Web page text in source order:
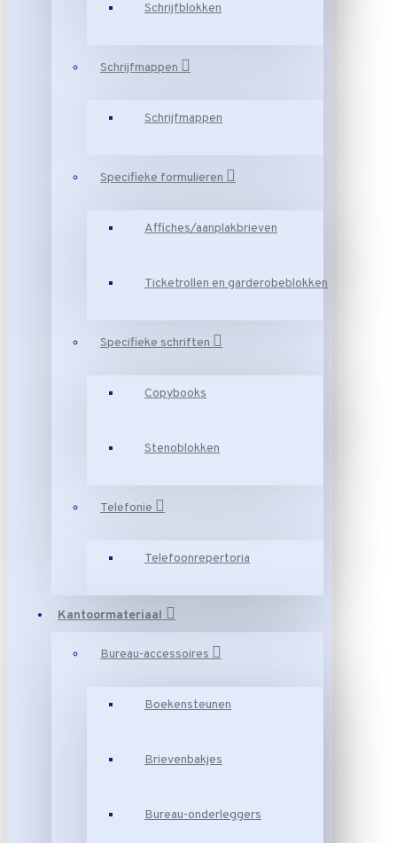
Schrijfblokken
Schrijfmappen
Schrijfmappen
Specifieke formulieren
Affiches/aanplakbrieven
Ticketrollen en garderobeblokken
Specifieke schriften
Copybooks
Stenoblokken
Telefonie
Telefoonrepertoria
Kantoormateriaal
Bureau-accessoires
Boekensteunen
Brievenbakjes
Bureau-onderleggers